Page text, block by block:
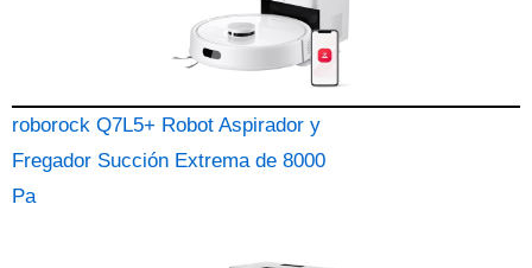
roborock Q7L5+ Robot Aspirador y
Fregador Succión Extrema de 8000
Pa